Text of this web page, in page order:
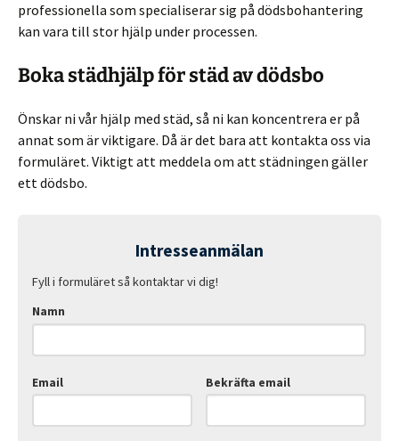
professionella som specialiserar sig på dödsbohantering
kan vara till stor hjälp under processen.
Boka städhjälp för städ av dödsbo
Önskar ni vår hjälp med städ, så ni kan koncentrera er på
annat som är viktigare. Då är det bara att kontakta oss via
formuläret. Viktigt att meddela om att städningen gäller
ett dödsbo.
Intresseanmälan
Fyll i formuläret så kontaktar vi dig!
Namn
Email Bekräfta email